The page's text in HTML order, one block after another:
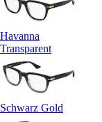
Havanna
Transparent
Schwarz Gold